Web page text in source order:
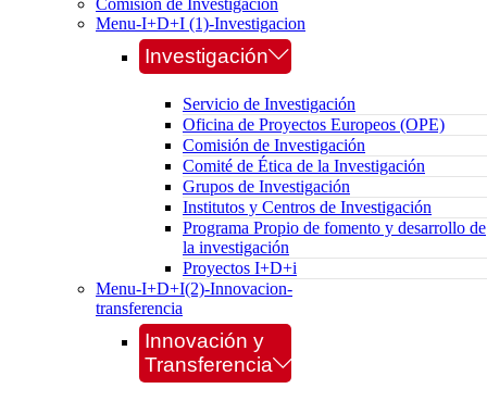
Comisión de Investigación
Menu-I+D+I (1)-Investigacion
Investigación
Servicio de Investigación
Oficina de Proyectos Europeos (OPE)
Comisión de Investigación
Comité de Ética de la Investigación
Grupos de Investigación
Institutos y Centros de Investigación
Programa Propio de fomento y desarrollo de
la investigación
Proyectos I+D+i
Menu-I+D+I(2)-Innovacion-
transferencia
Innovación y
Transferencia